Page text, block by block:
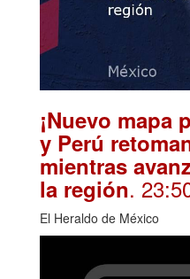
¡Nuevo mapa
y Perú
mientras
la región.
El Heraldo de México